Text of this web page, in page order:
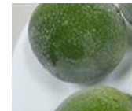
Nam khoa
Làm đẹp - giảm cân
Phòng mạch online
Ăn sạch sống khỏe